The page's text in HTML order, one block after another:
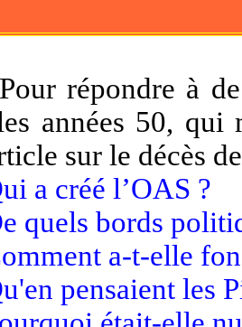
répondre à de
années 50, qui
sur le décès
a créé l’OAS ?
bords
a-t-elle
pensaient les